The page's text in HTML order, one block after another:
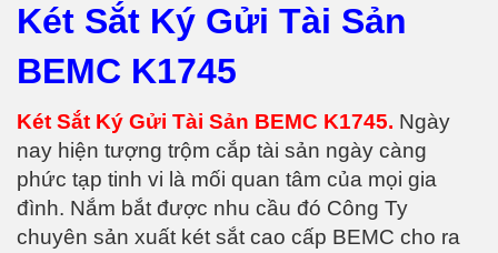
Két Sắt Ký Gửi Tài Sản
BEMC K1745
Két Sắt Ký Gửi Tài Sản BEMC K1745. Ngày
nay hiện tượng trộm cắp tài sản ngày càng
phức tạp tinh vi là mối quan tâm của mọi gia
đình. Nắm bắt được nhu cầu đó Công Ty
chuyên sản xuất két sắt cao cấp BEMC cho ra